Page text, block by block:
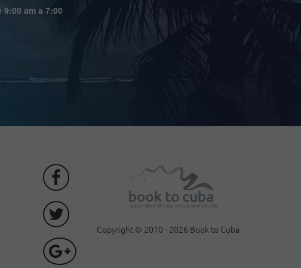
am a 7:00
Copyright © 2010 - 2026 Book to Cuba